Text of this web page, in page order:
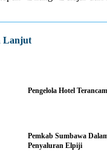
Lanjut
Pengelola Hotel
Pemkab Sumbawa
Penyaluran Elpiji